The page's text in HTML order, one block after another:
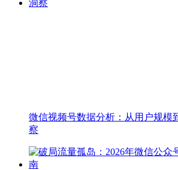
微信视频号数据分析：从用户规模
察